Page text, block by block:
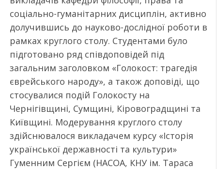
соціально-гуманітарних дисциплін, активно
долучившись до науково-дослідної роботи в
рамках круглого столу. Студентами було
підготовано ряд співдоповідей під
загальним заголовком «Голокост: трагедія
єврейського народу», а також доповіді, що
стосувалися подій Голокосту на
Чернігівщині, Сумщині, Кіровоградщині та
Київщині. Модерування круглого столу
здійснювалося викладачем курсу «Історія
української державності та культури»
Гуменним Сергієм (НАСОА, КНУ ім. Тараса